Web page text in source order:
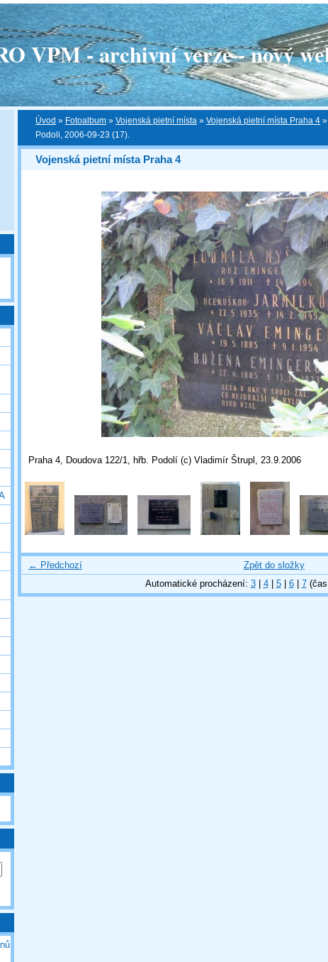
VPM - archivní verze - nový
Úvod » Fotoalbum » Vojenská pietní místa » Vojenská pietní místa Praha 4 »
Podoli, 2006-09-23 (17).
Vojenská pietní místa Praha 4
Praha 4, Doudova 122/1, hřb. Podolí (c) Vladimír Štrupl, 23.9.2006
← Předchozí
Zpět do složky
Automatické procházení: 3| 4| 5| 6| 7(čas